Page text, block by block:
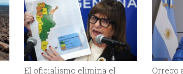
El oficialismo elimina el
Orrego